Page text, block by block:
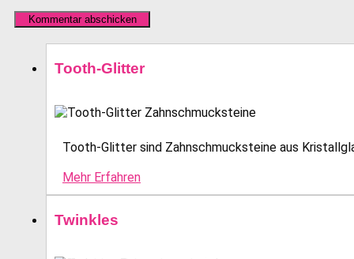
Tooth-Glitter
Tooth-Glitter sind Zahnschmucksteine aus
Mehr Erfahren
Twinkles